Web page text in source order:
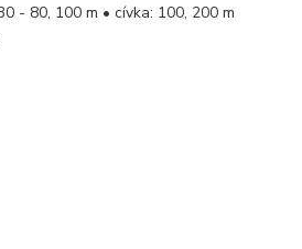
- 80, 100 m • cívka: 100, 200 m